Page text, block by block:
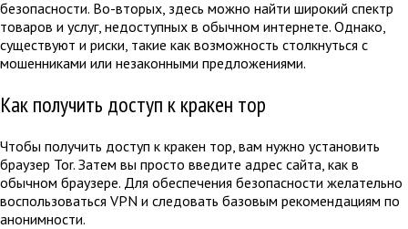
безопасности. Во-вторых, здесь можно найти широкий спектр
товаров и услуг, недоступных в обычном интернете. Однако,
существуют и риски, такие как возможность столкнуться с
мошенниками или незаконными предложениями.
Как получить доступ к кракен тор
Чтобы получить доступ к кракен тор, вам нужно установить
браузер Tor. Затем вы просто введите адрес сайта, как в
обычном браузере. Для обеспечения безопасности желательно
воспользоваться VPN и следовать базовым рекомендациям по
анонимности.